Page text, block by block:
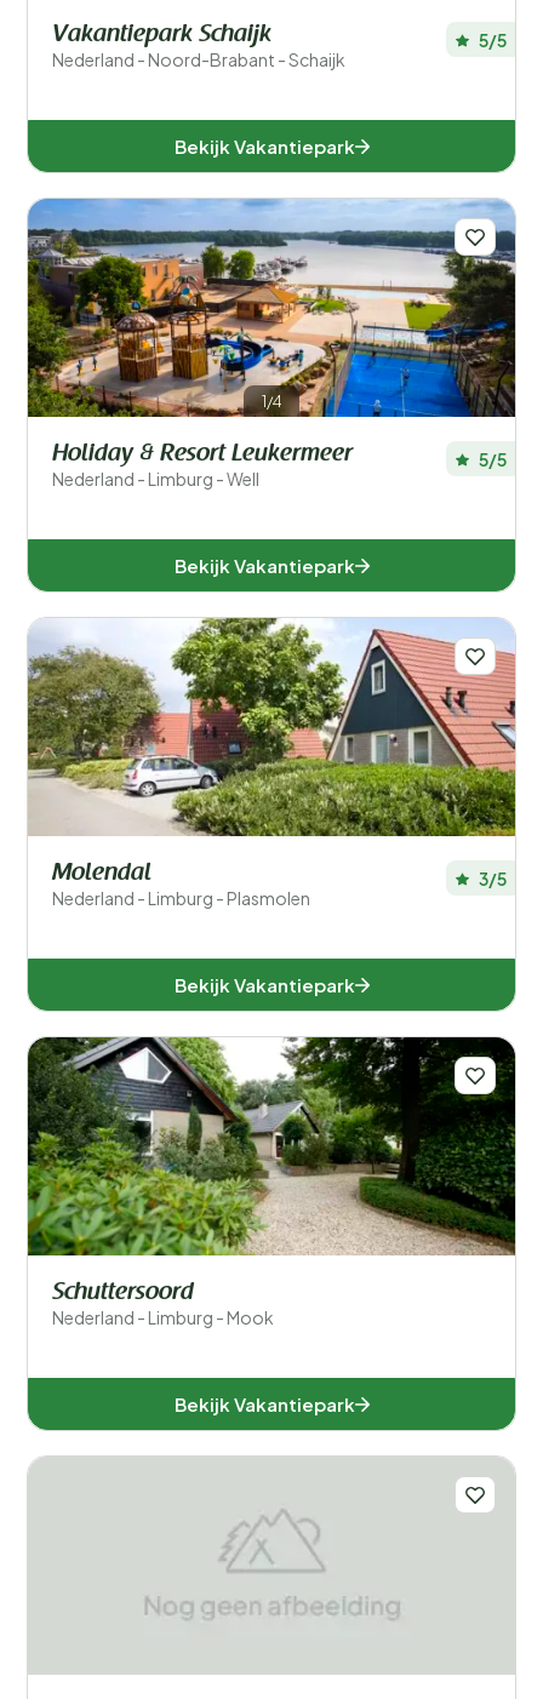
Vakantiepark Schaijk
Nederland - Noord-Brabant - Schaijk
5/5
Bekijk Vakantiepark
1/4
Holiday & Resort Leukermeer
Nederland - Limburg - Well
5/5
Bekijk Vakantiepark
Molendal
Nederland - Limburg - Plasmolen
3/5
Bekijk Vakantiepark
Schuttersoord
Nederland - Limburg - Mook
Bekijk Vakantiepark